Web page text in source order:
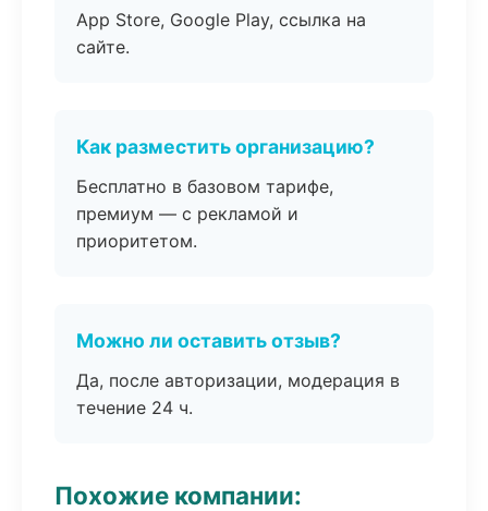
App Store, Google Play, ссылка на
сайте.
Как разместить организацию?
Бесплатно в базовом тарифе,
премиум — с рекламой и
приоритетом.
Можно ли оставить отзыв?
Да, после авторизации, модерация в
течение 24 ч.
Похожие компании: